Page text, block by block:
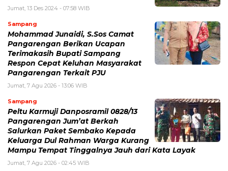
Jumat, 13 Des 2024 - 07:58 WIB
Sampang
Mohammad Junaidi, S.Sos Camat
Pangarengan Berikan Ucapan
Terimakasih Bupati Sampang
Respon Cepat Keluhan Masyarakat
Pangarengan Terkait PJU
Jumat, 7 Agu 2026 - 13:06 WIB
Sampang
Peltu Karmuji Danposramil 0828/13
Pangarengan Jum’at Berkah
Salurkan Paket Sembako Kepada
Keluarga Dul Rahman Warga Kurang
Mampu Tempat Tinggalnya Jauh dari Kata Layak
Jumat, 7 Agu 2026 - 02:45 WIB